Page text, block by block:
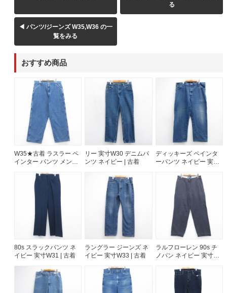
メディア・イベント情報
Youtube 古着屋Rush Out チャンネル
ご利用案内
お客様の声
レビュー1万件突破
お気に入りリスト
会員登録
メルマガ登録
会社概要
店舗一覧
特定商取引法に基づく表示
プライバシーポリシー
お問い合わせ
る
◀ パンツ/ジーンズ W35,W36 の一
覧をみる
おすすめ商品
W35★古着 ラスラー ペ
インター パンツ メンズ
ム 26aug07
リー 実寸W30 デニムパ
ンツ ネイビー | 古着
ディッキーズ ペインタ
ーパンツ ネイビー 実寸
80s スラックパンツ ネ
イビー 実寸W31 | 古着
ラングラー ジーンズ ネ
イビー 実寸W33 | 古着
ラルフローレン 90s チ
ノパン ネイビー 実寸